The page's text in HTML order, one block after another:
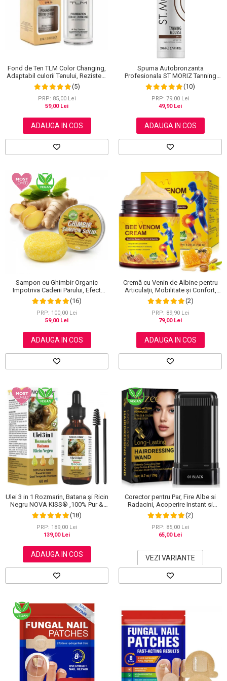
Scrub / Balsam de buze
Netestate pe Animale
Fond de Ten TLM Color Changing,
Adaptabil culorii Tenului, Rezistent
la Transfer 16H, SPF 15, 30 ml
(5)
PRP: 85,00 Lei
59,00 Lei
ADAUGA IN COS
Spuma Autobronzanta
Profesionala ST MORIZ Tanning
Mousse, Efect instant, Dark, 200 ml
(10)
PRP: 79,00 Lei
49,90 Lei
ADAUGA IN COS
Sampon cu Ghimbir Organic
Impotriva Caderii Parului, Efect
Regenerator, 100% Natural, NOVA
KISS® 60 g
(16)
PRP: 100,00 Lei
59,00 Lei
ADAUGA IN COS
Cremă cu Venin de Albine pentru
Articulații, Mobilitate și Confort,
120 g
(2)
PRP: 89,90 Lei
79,00 Lei
ADAUGA IN COS
Ulei 3 in 1 Rozmarin, Batana și Ricin
Negru NOVA KISS® ,100% Pur &
Natural, Grad Terapeutic Premium,
pentru Cresterea Parului, Tratarea
Scalpului si Pielii, 60 ml
(18)
PRP: 189,00 Lei
139,00 Lei
ADAUGA IN COS
Corector pentru Par, Fire Albe si
Radacini, Acoperire Instant si
Rezistenta la Transfer, 20 g
(2)
PRP: 85,00 Lei
65,00 Lei
VEZI VARIANTE